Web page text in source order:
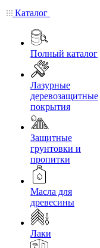
Каталог
Полный каталог
Лазурные
деревозащитные
покрытия
Защитные
грунтовки и
пропитки
Масла для
древесины
Лаки